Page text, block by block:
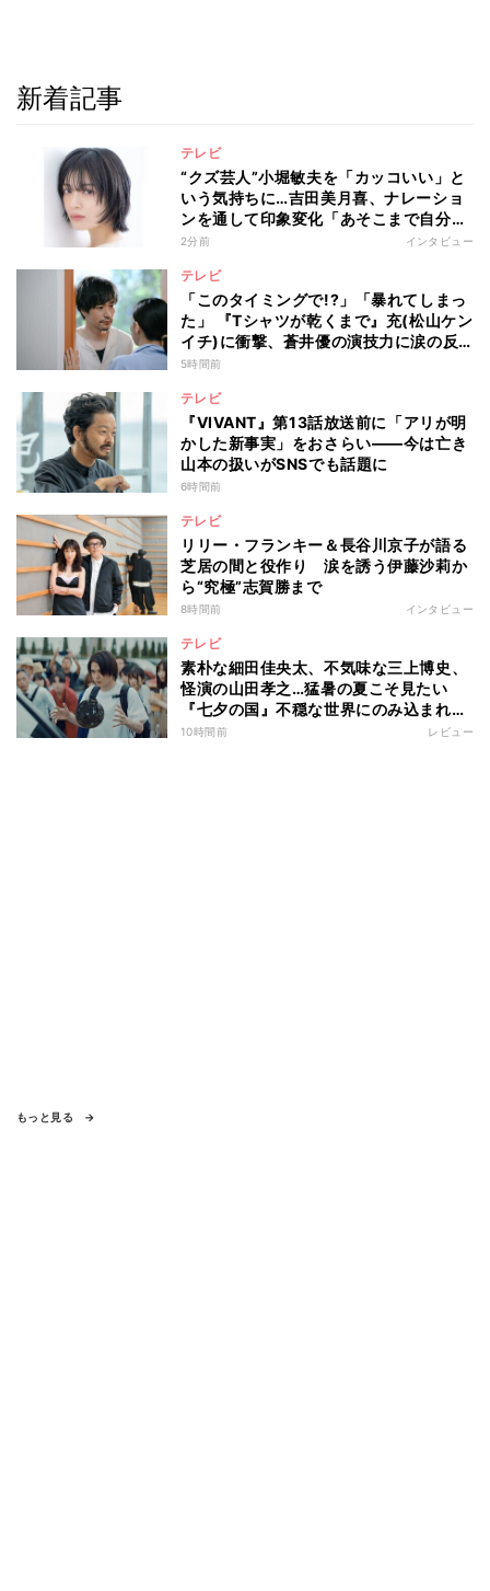
新着記事
テレビ
“クズ芸人”小堀敏夫を「カッコいい」と
いう気持ちに…吉田美月喜、ナレーショ
ンを通して印象変化「あそこまで自分に
正直に生きられる人は、なかなかいな
2分前 インタビュー
テレビ
「このタイミングで!?」「暴れてしまっ
た」 『Tシャツが乾くまで』充(松山ケン
イチ)に衝撃、蒼井優の演技力に涙の反
響も
5時間前
テレビ
『VIVANT』第13話放送前に「アリが明
かした新事実」をおさらい――今は亡き
山本の扱いがSNSでも話題に
6時間前
テレビ
リリー・フランキー＆長谷川京子が語る
芝居の間と役作り 涙を誘う伊藤沙莉か
ら“究極”志賀勝まで
8時間前 インタビュー
テレビ
素朴な細田佳央太、不気味な三上博史、
怪演の山田孝之…猛暑の夏こそ見たい
『七夕の国』不穏な世界にのみ込まれる
超常ミステリー
10時間前 レビュー
もっと見る